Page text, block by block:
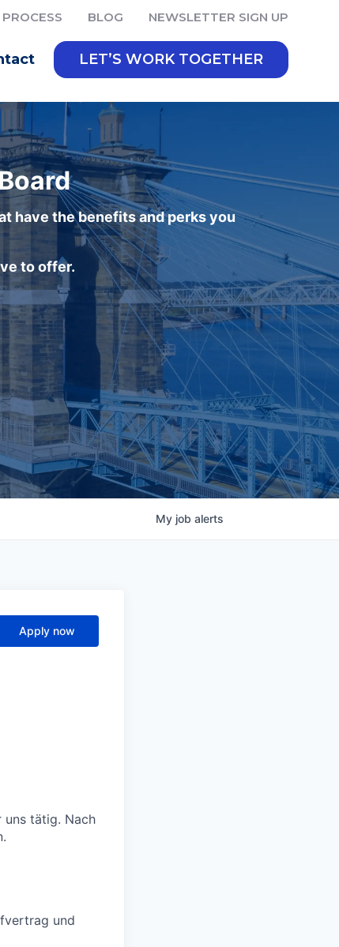
BLOG NEWSLETTER SIGN UP
LET’S WORK TOGETHER
have the benefits and perks you
to offer.
My job alerts
Apply now
uns tätig. Nach
und